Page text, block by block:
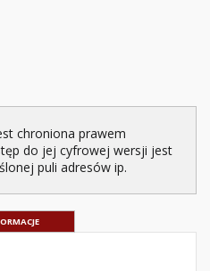
chroniona prawem
do jej cyfrowej wersji jest
puli adresów ip.